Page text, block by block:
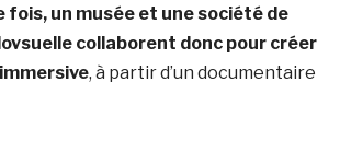
fois, un musée et une société de
collaborent donc pour créer
, à partir d’un documentaire